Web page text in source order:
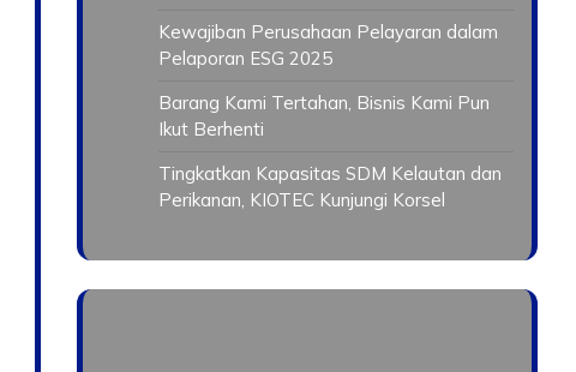
Kewajiban Perusahaan Pelayaran dalam
Pelaporan ESG 2025
Barang Kami Tertahan, Bisnis Kami Pun
Ikut Berhenti
Tingkatkan Kapasitas SDM Kelautan dan
Perikanan, KIOTEC Kunjungi Korsel